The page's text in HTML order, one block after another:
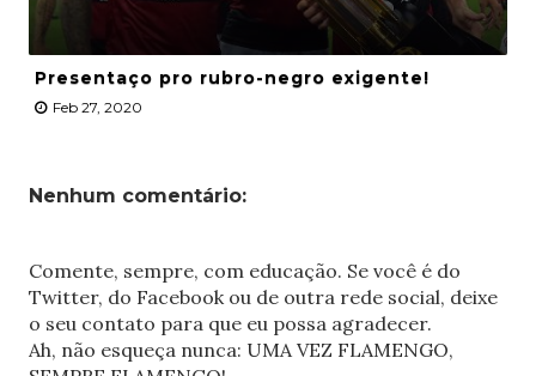
Presentaço pro rubro-negro exigente!
Feb 27, 2020
Nenhum comentário:
Comente, sempre, com educação. Se você é do
Twitter, do Facebook ou de outra rede social, deixe
o seu contato para que eu possa agradecer.
Ah, não esqueça nunca: UMA VEZ FLAMENGO,